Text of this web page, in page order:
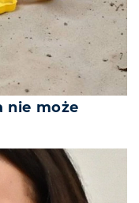
nie może